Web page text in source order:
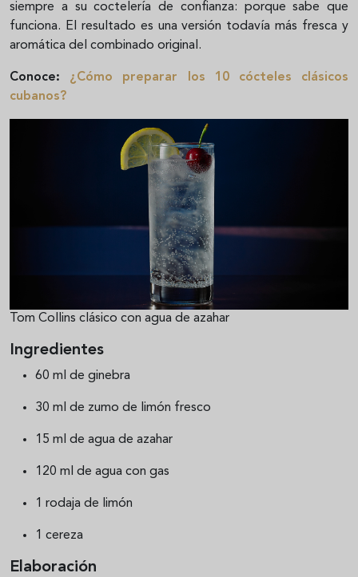
siempre a su coctelería de confianza: porque sabe que
funciona. El resultado es una versión todavía más fresca y
aromática del combinado original.
Conoce: ¿Cómo preparar los 10 cócteles clásicos
cubanos?
Tom Collins clásico con agua de azahar
Ingredientes
60 ml de ginebra
30 ml de zumo de limón fresco
15 ml de agua de azahar
120 ml de agua con gas
1 rodaja de limón
1 cereza
Elaboración